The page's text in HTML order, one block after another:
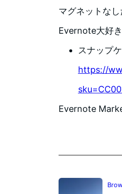
マグネットな
Evernote大好
スナップ
https://
Evernote